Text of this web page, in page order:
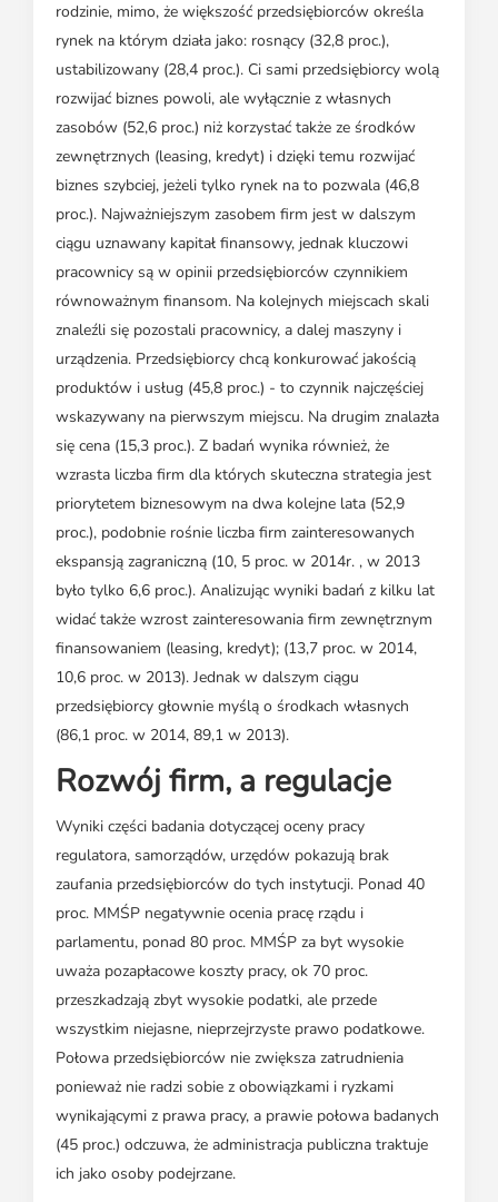
rodzinie, mimo, że większość przedsiębiorców określa
rynek na którym działa jako: rosnący (32,8 proc.),
ustabilizowany (28,4 proc.). Ci sami przedsiębiorcy wolą
rozwijać biznes powoli, ale wyłącznie z własnych
zasobów (52,6 proc.) niż korzystać także ze środków
zewnętrznych (leasing, kredyt) i dzięki temu rozwijać
biznes szybciej, jeżeli tylko rynek na to pozwala (46,8
proc.). Najważniejszym zasobem firm jest w dalszym
ciągu uznawany kapitał finansowy, jednak kluczowi
pracownicy są w opinii przedsiębiorców czynnikiem
równoważnym finansom. Na kolejnych miejscach skali
znaleźli się pozostali pracownicy, a dalej maszyny i
urządzenia. Przedsiębiorcy chcą konkurować jakością
produktów i usług (45,8 proc.) - to czynnik najczęściej
wskazywany na pierwszym miejscu. Na drugim znalazła
się cena (15,3 proc.). Z badań wynika również, że
wzrasta liczba firm dla których skuteczna strategia jest
priorytetem biznesowym na dwa kolejne lata (52,9
proc.), podobnie rośnie liczba firm zainteresowanych
ekspansją zagraniczną (10, 5 proc. w 2014r. , w 2013
było tylko 6,6 proc.). Analizując wyniki badań z kilku lat
widać także wzrost zainteresowania firm zewnętrznym
finansowaniem (leasing, kredyt); (13,7 proc. w 2014,
10,6 proc. w 2013). Jednak w dalszym ciągu
przedsiębiorcy głownie myślą o środkach własnych
(86,1 proc. w 2014, 89,1 w 2013).
Rozwój firm, a regulacje
Wyniki części badania dotyczącej oceny pracy
regulatora, samorządów, urzędów pokazują brak
zaufania przedsiębiorców do tych instytucji. Ponad 40
proc. MMŚP negatywnie ocenia pracę rządu i
parlamentu, ponad 80 proc. MMŚP za byt wysokie
uważa pozapłacowe koszty pracy, ok 70 proc.
przeszkadzają zbyt wysokie podatki, ale przede
wszystkim niejasne, nieprzejrzyste prawo podatkowe.
Połowa przedsiębiorców nie zwiększa zatrudnienia
ponieważ nie radzi sobie z obowiązkami i ryzkami
wynikającymi z prawa pracy, a prawie połowa badanych
(45 proc.) odczuwa, że administracja publiczna traktuje
ich jako osoby podejrzane.